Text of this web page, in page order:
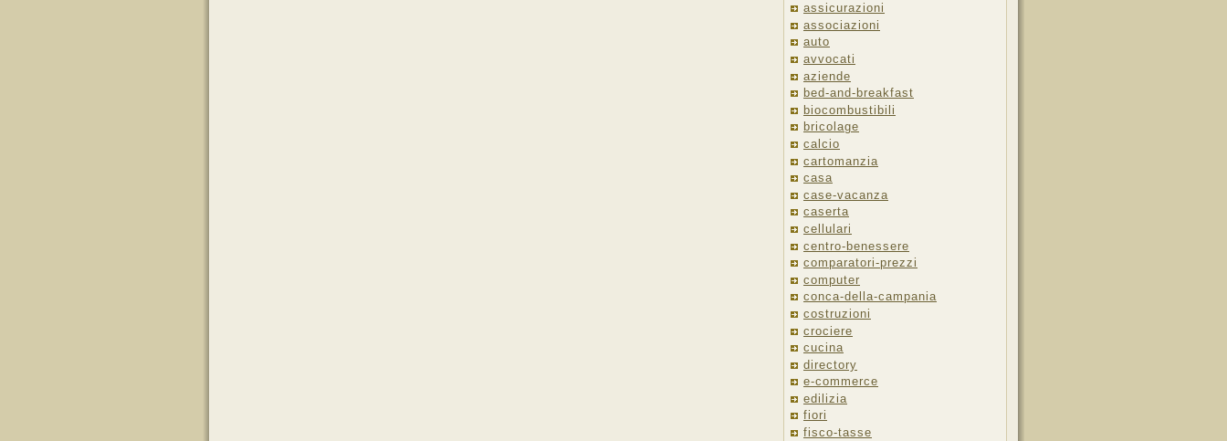
assicurazioni
associazioni
auto
avvocati
aziende
bed-and-breakfast
biocombustibili
bricolage
calcio
cartomanzia
casa
case-vacanza
caserta
cellulari
centro-benessere
comparatori-prezzi
computer
conca-della-campania
costruzioni
crociere
cucina
directory
e-commerce
edilizia
fiori
fisco-tasse